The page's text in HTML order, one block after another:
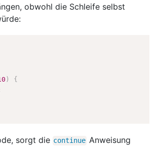
obwohl die Schleife selbst
)
{
sorgt die continue Anweisung